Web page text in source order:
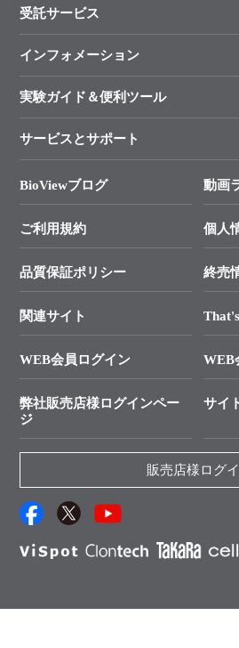
製品一覧
手法から製品を探す
新製品情報
受託サービス
オンライン注文
インフォメーション
キャンペーン
タカラバイオ各種会員募集のお知らせ
終売製品のお知らせ
価格改定のご案内
技術セミナーのご案内
タカラバイオ発表文献
実験ガイド＆便利ツール
リアルタイムPCR実験のススメ
幹細胞・再生医療研究ガイド
クローニング実験ガイド
SMARTer NGSポータルサイト
プライマー設計
制限酵素切断サイトの検索
ユーザーズボイス集
抗体検索サイト
サービスとサポート
総合お問い合わせ
├ 実験コンシェルジュ
├ 受託サービスお問い合わせ
資料請求 機器関連
資料請求 受託関連
資料請求 核酸抽出・精製カタログ
サンプル請求一覧
プロトコール集
BioViewブログ 動画
ご利用規約 個人
品質保証ポリシー 終売
関連サイト
WEB会員ログイン WEB
弊社販売店様ログインペー
ジ
サイ
販売店様ログ